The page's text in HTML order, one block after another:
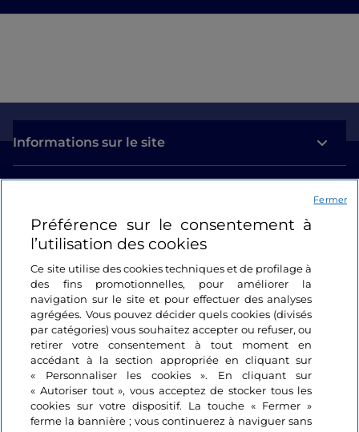
Informations sur le site
Se connecter
Suivez-nous
Préférence sur le consentement à
l’utilisation des cookies
Ce site utilise des cookies techniques et de profilage à
des fins promotionnelles, pour améliorer la
navigation sur le site et pour effectuer des analyses
agrégées. Vous pouvez décider quels cookies (divisés
par catégories) vous souhaitez accepter ou refuser, ou
retirer votre consentement à tout moment en
accédant à la section appropriée en cliquant sur
« Personnaliser les cookies ». En cliquant sur
« Autoriser tout », vous acceptez de stocker tous les
cookies sur votre dispositif. La touche « Fermer »
ferme la bannière ; vous continuerez à naviguer sans
Fermer